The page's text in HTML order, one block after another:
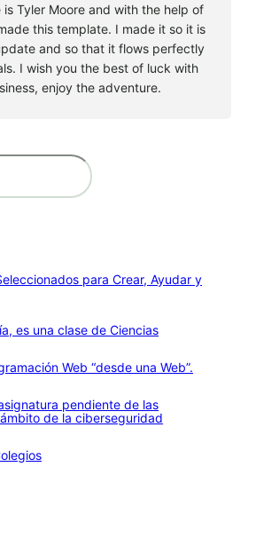
is Tyler Moore and with the help of
this template. I made it so it is
and so that it flows perfectly
I wish you the best of luck with
enjoy the adventure.
para Crear, Ayudar y
es una clase de Ciencias
Web “desde una Web”.
pendiente de las
de la ciberseguridad